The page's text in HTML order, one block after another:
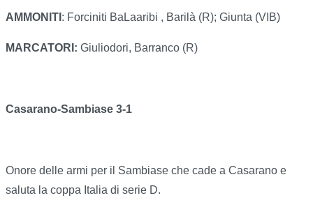
AMMONITI : Forciniti BaLaaribi , Barilà (R); Giunta (VIB)
MARCATORI: Giuliodori, Barranco (R)
Casarano-Sambiase 3-1
Onore delle armi per il Sambiase che cade a Casarano e
saluta la coppa Italia di serie D.